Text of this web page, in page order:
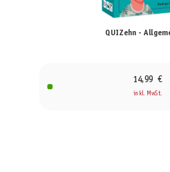
QUIZehn -
14,99 €
inkl. MwSt.